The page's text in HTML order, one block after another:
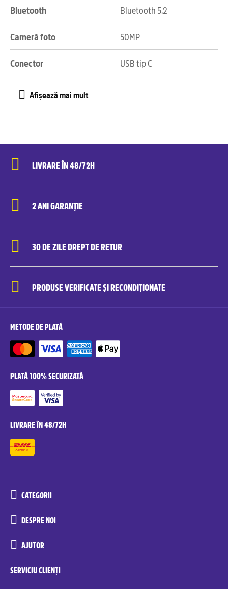
Bluetooth Bluetooth 5.2
Cameră foto 50MP
Conector USB tip C
LIVRARE ÎN 48/72H
2 ANI GARANȚIE
30 DE ZILE DREPT DE RETUR
PRODUSE VERIFICATE ȘI RECONDIȚIONATE
METODE DE PLATĂ
PLATĂ 100% SECURIZATĂ
LIVRARE ÎN 48/72H
CATEGORII
DESPRE NOI
AJUTOR
SERVICIU CLIENȚI